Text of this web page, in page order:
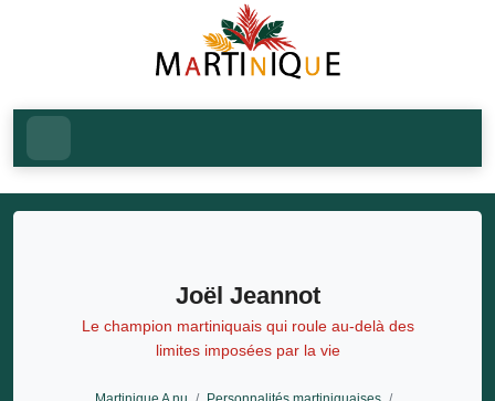
Joël Jeannot
Le champion martiniquais qui roule au-delà des
limites imposées par la vie